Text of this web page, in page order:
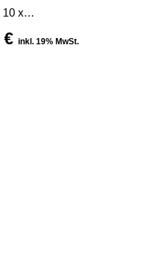
10 x…
€ inkl. 19% MwSt.